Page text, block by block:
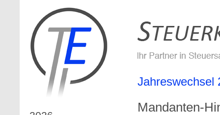
Jahreswechsel
Mandanten-